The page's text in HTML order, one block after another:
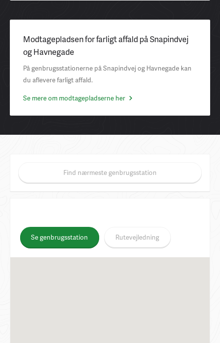
Modtagepladsen for farligt affald på Snapindvej
og Havnegade
På genbrugsstationerne på Snapindvej og Havnegade kan
du aflevere farligt affald.
Se mere om modtagepladserne her
Find nærmeste genbrugsstation
Se genbrugsstation Rutevejledning